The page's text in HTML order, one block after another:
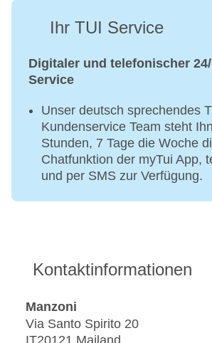
Ihr TUI Service
Digitaler und telefonischer 24/
Service
Unser deutsch sprechendes
Kundenservice Team steht
Stunden, 7 Tage die Woche
Chatfunktion der myTui App,
und per SMS zur Verfügung.
Kontaktinformationen
Manzoni
Via Santo Spirito 20